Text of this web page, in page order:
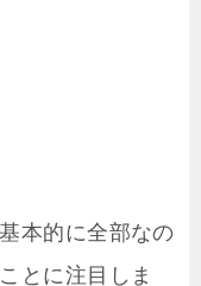
本的に全部なの
とに注目しま